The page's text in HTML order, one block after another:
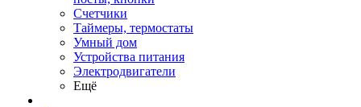
Счетчики
Таймеры, термостаты
Умный дом
Устройства питания
Электродвигатели
Ещё